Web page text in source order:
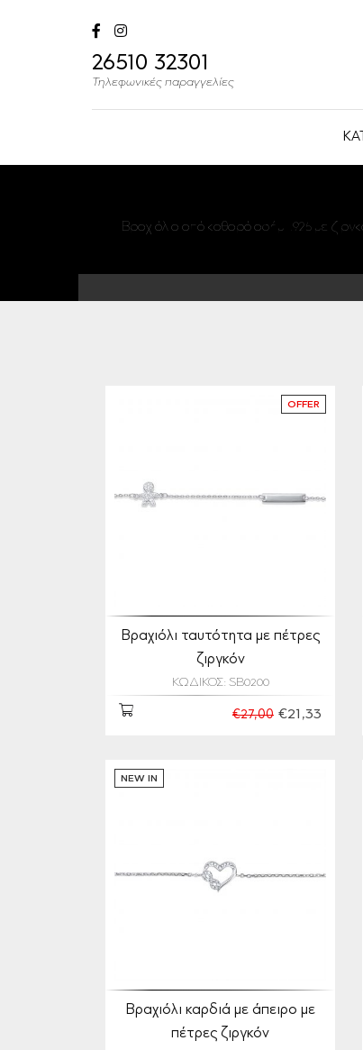
26510 32301
Τηλεφωνικές παραγγελίες
Βραχιόλια από καθαρό ασήμι .925 με
OFFER
Βραχιόλι ταυτότητα με πέτρες
ζιργκόν
ΚΩΔΙΚΟΣ: SB0200
€21,33
€27,00
NEW IN
Βραχιόλι καρδιά με άπειρο με
πέτρες ζιργκόν